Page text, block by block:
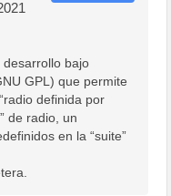
bajo
GPL) que permite
definida por
de radio, un
en la “suite”